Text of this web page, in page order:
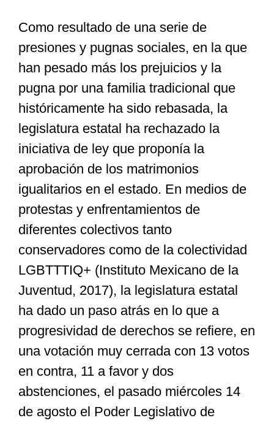
Como resultado de una serie de
presiones y pugnas sociales, en la que
han pesado más los prejuicios y la
pugna por una familia tradicional que
históricamente ha sido rebasada, la
legislatura estatal ha rechazado la
iniciativa de ley que proponía la
aprobación de los matrimonios
igualitarios en el estado. En medios de
protestas y enfrentamientos de
diferentes colectivos tanto
conservadores como de la colectividad
LGBTTTIQ+ (Instituto Mexicano de la
Juventud, 2017), la legislatura estatal
ha dado un paso atrás en lo que a
progresividad de derechos se refiere, en
una votación muy cerrada con 13 votos
en contra, 11 a favor y dos
abstenciones, el pasado miércoles 14
de agosto el Poder Legislativo de